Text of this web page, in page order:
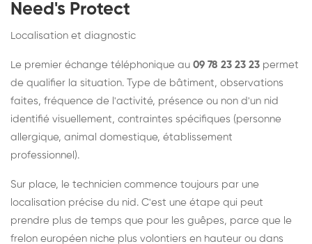
Need's Protect
Localisation et diagnostic
Le premier échange téléphonique au 09 78 23 23 23 permet
de qualifier la situation. Type de bâtiment, observations
faites, fréquence de l'activité, présence ou non d'un nid
identifié visuellement, contraintes spécifiques (personne
allergique, animal domestique, établissement
professionnel).
Sur place, le technicien commence toujours par une
localisation précise du nid. C'est une étape qui peut
prendre plus de temps que pour les guêpes, parce que le
frelon européen niche plus volontiers en hauteur ou dans